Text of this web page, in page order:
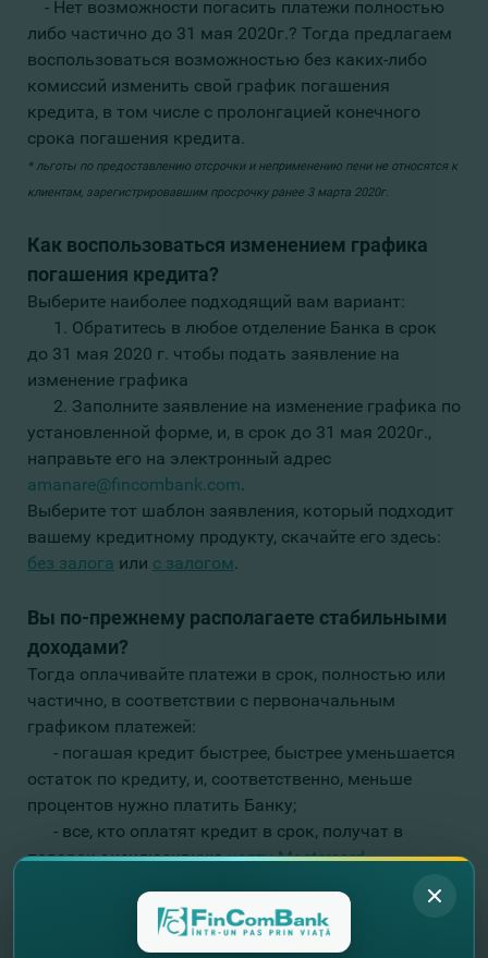
- Нет возможности погасить платежи полностью
либо частично до 31 мая 2020г.? Тогда предлагаем
воспользоваться возможностью без каких-либо
комиссий изменить свой график погашения
кредита, в том числе с пролонгацией конечного
срока погашения кредита.
* льготы по предоставлению отсрочки и неприменению пени не относятся к
клиентам, зарегистрировавшим просрочку ранее 3 марта 2020г.
Как воспользоваться изменением графика
погашения кредита?
Выберите наиболее подходящий вам вариант:
1. Обратитесь в любое отделение Банка в срок
до 31 мая 2020 г. чтобы подать заявление на
изменение графика
2. Заполните заявление на изменение графика по
установленной форме, и, в срок до 31 мая 2020г.,
направьте его на электронный адрес
amanare@fincombank.com.
Выберите тот шаблон заявления, который подходит
вашему кредитному продукту, скачайте его здесь:
без залога или с залогом.
Вы по-прежнему располагаете стабильными
доходами?
Тогда оплачивайте платежи в срок, полностью или
частично, в соответствии с первоначальным
графиком платежей:
- погашая кредит быстрее, быстрее уменьшается
остаток по кредиту, и, соответственно, меньше
процентов нужно платить Банку;
- все, кто оплатят кредит в срок, получат в
подарок эксклюзивнуюкарту Mastercard
на топливо в сети АЗС Rompetrol, еженедельный
cashback на карту при оплате в рознице и Интернет,